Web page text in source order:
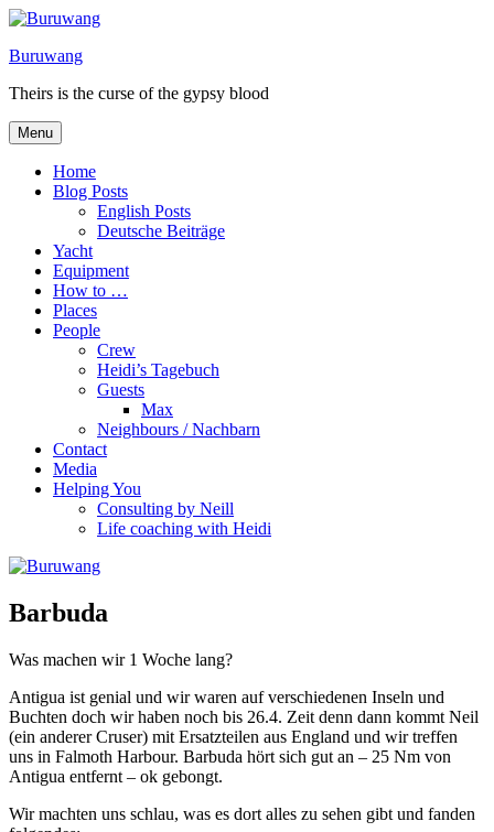
Skip
content
Buruwang
Theirs is the curse of the gypsy blood
Menu
Home
Blog Posts
English Posts
Deutsche Beiträge
Yacht
Equipment
How to …
Places
People
Crew
Heidi’s Tagebuch
Guests
Max
Neighbours / Nachbarn
Contact
Media
Helping You
Consulting by Neill
Life coaching with Heidi
Barbuda
Was machen wir 1 Woche lang?
Antigua ist genial und wir waren auf verschiedenen Inseln und
Buchten doch wir haben noch bis 26.4. Zeit denn dann kommt Neil
(ein anderer Cruser) mit Ersatzteilen aus England und wir treffen
uns in Falmoth Harbour. Barbuda hört sich gut an – 25 Nm von
Antigua entfernt – ok gebongt.
Wir machten uns schlau, was es dort alles zu sehen gibt und fanden